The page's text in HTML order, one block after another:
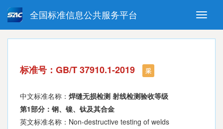
Toggle
全国标准信息公共服务平台
强制性国家标准 推荐性国家标准
指导性技术文件 (National standards in foreign
language version)
标准号：GB/T 37910.1-2019 采
中文标准名称： 焊缝无损检测 射线检测验收等级
第1部分：钢、镍、钛及其合金
英文标准名称：Non-destructive testing of welds